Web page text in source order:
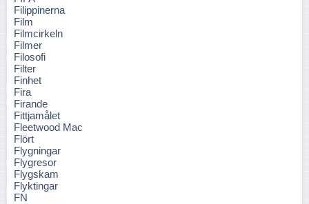
Filippinerna
Film
Filmcirkeln
Filmer
Filosofi
Filter
Finhet
Fira
Firande
Fittjamålet
Fleetwood Mac
Flört
Flygningar
Flygresor
Flygskam
Flyktingar
FN